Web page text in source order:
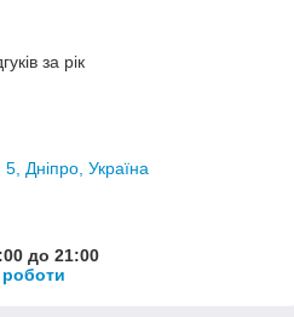
за рік
Дніпро, Україна
до 21:00
роботи